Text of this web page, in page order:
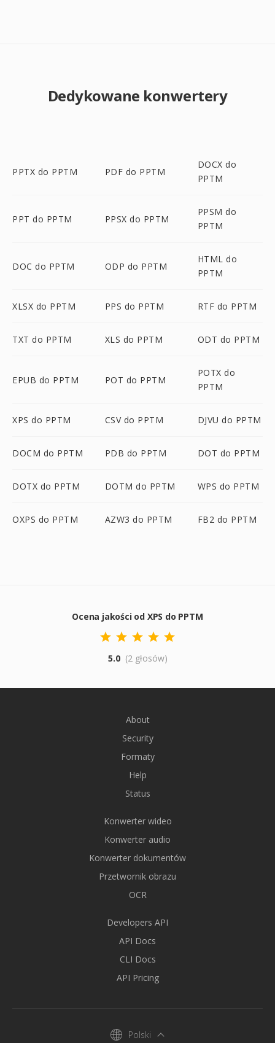
Dedykowane konwertery
PPTX do PPTM PDF do PPTM
DOCX do
PPTM
PPT do PPTM PPSX do PPTM
PPSM do
PPTM
DOC do PPTM ODP do PPTM
HTML do
PPTM
XLSX do PPTM PPS do PPTM RTF do PPTM
TXT do PPTM XLS do PPTM ODT do PPTM
EPUB do PPTM POT do PPTM
POTX do
PPTM
XPS do PPTM CSV do PPTM DJVU do PPTM
DOCM do PPTM PDB do PPTM DOT do PPTM
DOTX do PPTM DOTM do PPTM WPS do PPTM
OXPS do PPTM AZW3 do PPTM FB2 do PPTM
Ocena jakości od XPS do PPTM
5.0 (2 głosów)
About
Security
Formaty
Help
Status
Konwerter wideo
Konwerter audio
Konwerter dokumentów
Przetwornik obrazu
OCR
Developers API
API Docs
CLI Docs
API Pricing
Polski